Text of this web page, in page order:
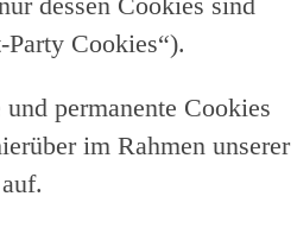
Cookies“).
permanente Cookies
im Rahmen unserer